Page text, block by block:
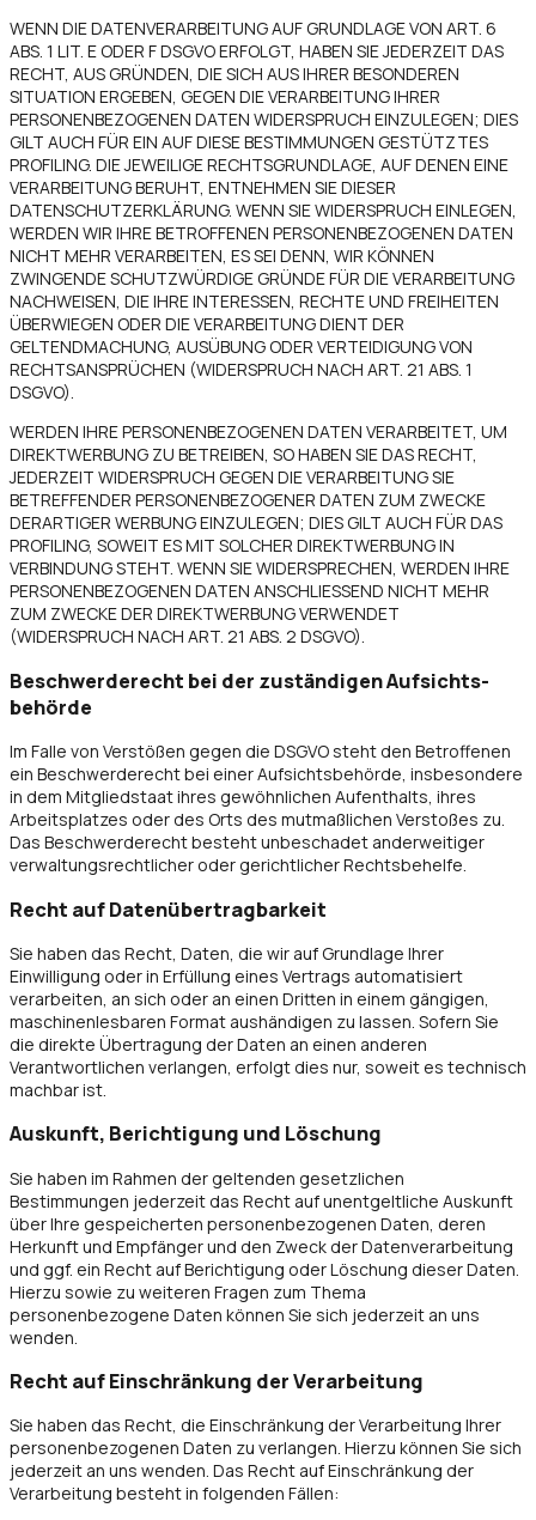
WENN DIE DATENVERARBEITUNG AUF GRUNDLAGE VON ART. 6
ABS. 1 LIT. E ODER F DSGVO ERFOLGT, HABEN SIE JEDERZEIT DAS
RECHT, AUS GRÜNDEN, DIE SICH AUS IHRER BESONDEREN
SITUATION ERGEBEN, GEGEN DIE VERARBEITUNG IHRER
PERSONENBEZOGENEN DATEN WIDERSPRUCH EINZULEGEN; DIES
GILT AUCH FÜR EIN AUF DIESE BESTIMMUNGEN GESTÜTZTES
PROFILING. DIE JEWEILIGE RECHTSGRUNDLAGE, AUF DENEN EINE
VERARBEITUNG BERUHT, ENTNEHMEN SIE DIESER
DATENSCHUTZERKLÄRUNG. WENN SIE WIDERSPRUCH EINLEGEN,
WERDEN WIR IHRE BETROFFENEN PERSONENBEZOGENEN DATEN
NICHT MEHR VERARBEITEN, ES SEI DENN, WIR KÖNNEN
ZWINGENDE SCHUTZWÜRDIGE GRÜNDE FÜR DIE VERARBEITUNG
NACHWEISEN, DIE IHRE INTERESSEN, RECHTE UND FREIHEITEN
ÜBERWIEGEN ODER DIE VERARBEITUNG DIENT DER
GELTENDMACHUNG, AUSÜBUNG ODER VERTEIDIGUNG VON
RECHTSANSPRÜCHEN (WIDERSPRUCH NACH ART. 21 ABS. 1
DSGVO).
WERDEN IHRE PERSONENBEZOGENEN DATEN VERARBEITET, UM
DIREKTWERBUNG ZU BETREIBEN, SO HABEN SIE DAS RECHT,
JEDERZEIT WIDERSPRUCH GEGEN DIE VERARBEITUNG SIE
BETREFFENDER PERSONENBEZOGENER DATEN ZUM ZWECKE
DERARTIGER WERBUNG EINZULEGEN; DIES GILT AUCH FÜR DAS
PROFILING, SOWEIT ES MIT SOLCHER DIREKTWERBUNG IN
VERBINDUNG STEHT. WENN SIE WIDERSPRECHEN, WERDEN IHRE
PERSONENBEZOGENEN DATEN ANSCHLIESSEND NICHT MEHR
ZUM ZWECKE DER DIREKTWERBUNG VERWENDET
(WIDERSPRUCH NACH ART. 21 ABS. 2 DSGVO).
Beschwerde­recht bei der zuständigen Aufsichts­
behörde
Im Falle von Verstößen gegen die DSGVO steht den Betroffenen
ein Beschwerderecht bei einer Aufsichtsbehörde, insbesondere
in dem Mitgliedstaat ihres gewöhnlichen Aufenthalts, ihres
Arbeitsplatzes oder des Orts des mutmaßlichen Verstoßes zu.
Das Beschwerderecht besteht unbeschadet anderweitiger
verwaltungsrechtlicher oder gerichtlicher Rechtsbehelfe.
Recht auf Daten­übertrag­barkeit
Sie haben das Recht, Daten, die wir auf Grundlage Ihrer
Einwilligung oder in Erfüllung eines Vertrags automatisiert
verarbeiten, an sich oder an einen Dritten in einem gängigen,
maschinenlesbaren Format aushändigen zu lassen. Sofern Sie
die direkte Übertragung der Daten an einen anderen
Verantwortlichen verlangen, erfolgt dies nur, soweit es technisch
machbar ist.
Auskunft, Berichtigung und Löschung
Sie haben im Rahmen der geltenden gesetzlichen
Bestimmungen jederzeit das Recht auf unentgeltliche Auskunft
über Ihre gespeicherten personenbezogenen Daten, deren
Herkunft und Empfänger und den Zweck der Datenverarbeitung
und ggf. ein Recht auf Berichtigung oder Löschung dieser Daten.
Hierzu sowie zu weiteren Fragen zum Thema
personenbezogene Daten können Sie sich jederzeit an uns
wenden.
Recht auf Einschränkung der Verarbeitung
Sie haben das Recht, die Einschränkung der Verarbeitung Ihrer
personenbezogenen Daten zu verlangen. Hierzu können Sie sich
jederzeit an uns wenden. Das Recht auf Einschränkung der
Verarbeitung besteht in folgenden Fällen: